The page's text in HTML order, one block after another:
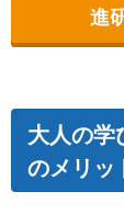
進
大人の学
のメリッ